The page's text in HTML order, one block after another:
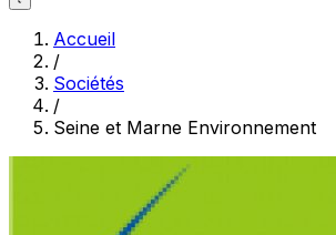
Accueil
/
Sociétés
/
Seine et Marne Environnement